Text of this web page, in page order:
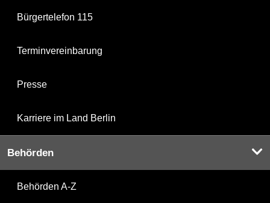
Bürgertelefon 115
Terminvereinbarung
Presse
Karriere im Land Berlin
Behörden
Behörden A-Z